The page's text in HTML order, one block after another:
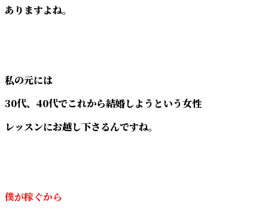
ありますよね。
私の元には
30代、40代でこれから結婚しようという女性
レッスンにお越し下さるんですね。
僕が稼ぐから